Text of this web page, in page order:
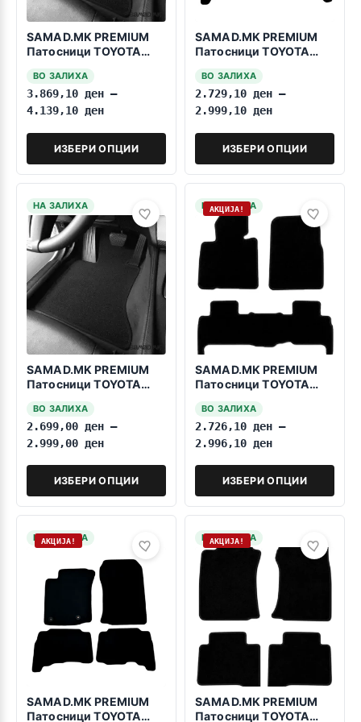
SAMAD.MK PREMIUM
Патосници TOYOTA
2003-2009 7 Sedista
ВО ЗАЛИХА
3.869,10 ден –
4.139,10 ден
ИЗБЕРИ ОПЦИИ
SAMAD.MK PREMIUM
Патосници TOYOTA
2003-2009 5 Sedista
ВО ЗАЛИХА
2.729,10 ден –
2.999,10 ден
ИЗБЕРИ ОПЦИИ
НА ЗАЛИХА
SAMAD.MK PREMIUM
Патосници TOYOTA
2008-2021 7 Sedista
ВО ЗАЛИХА
2.699,00 ден –
2.999,00 ден
ИЗБЕРИ ОПЦИИ
НА ЗАЛИХА
АКЦИЈА!
SAMAD.MK PREMIUM
Патосници TOYOTA
2008-2021 5 Sedista
ВО ЗАЛИХА
2.726,10 ден –
2.996,10 ден
ИЗБЕРИ ОПЦИИ
НА ЗАЛИХА
АКЦИЈА!
SAMAD.MK PREMIUM
Патосници TOYOTA
НА ЗАЛИХА
АКЦИЈА!
SAMAD.MK PREMIUM
Патосници TOYOTA